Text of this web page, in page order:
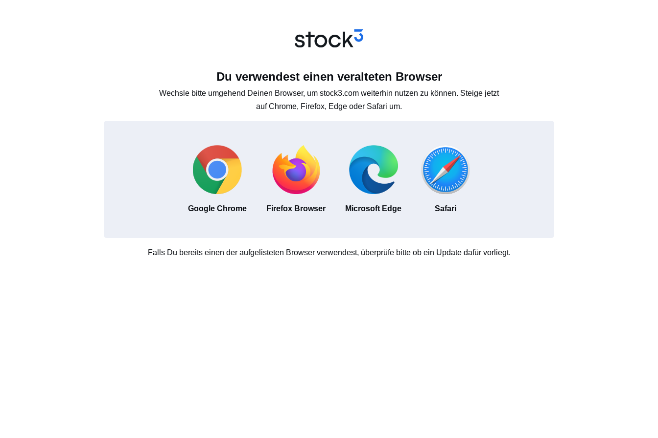
Du verwendest einen veralteten Browser
Wechsle bitte umgehend Deinen Browser, um stock3.com weiterhin nutzen zu können. Steige jetzt
auf Chrome, Firefox, Edge oder Safari um.
Google Chrome Firefox Browser Microsoft Edge Safari
Falls Du bereits einen der aufgelisteten Browser verwendest, überprüfe bitte ob ein Update dafür vorliegt.